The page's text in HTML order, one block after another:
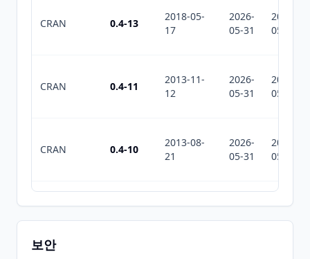
CRAN 0.4-13
2018-05-
17
2026-
05-31
2026-
05-31
CRAN 0.4-11
2013-11-
12
2026-
05-31
2026-
05-31
CRAN 0.4-10
2013-08-
21
2026-
05-31
2026-
05-31
2012-06-
19
2026-
05-31
2026-
05-31
보안